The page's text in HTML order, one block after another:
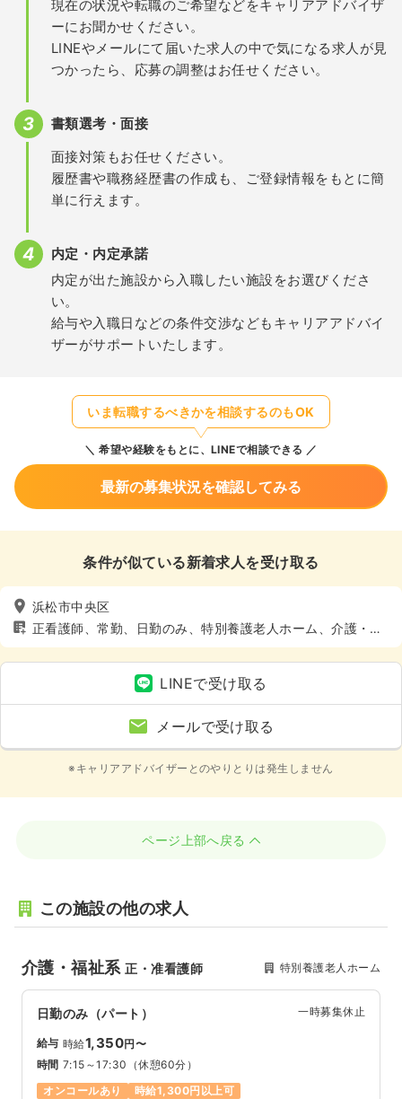
現在の状況や転職のご希望などをキャリアアドバイザ
ーにお聞かせください。
LINEやメールにて届いた求人の中で気になる求人が見
つかったら、応募の調整はお任せください。
書類選考・面接
面接対策もお任せください。
履歴書や職務経歴書の作成も、ご登録情報をもとに簡
単に行えます。
内定・内定承諾
内定が出た施設から入職したい施設をお選びくださ
い。
給与や入職日などの条件交渉などもキャリアアドバイ
ザーがサポートいたします。
いま転職するべきかを相談するのもOK
希望や経験をもとに、LINEで相談できる
最新の募集状況を確認してみる
条件が似ている新着求人を受け取る
浜松市中央区
正看護師、常勤、日勤のみ、特別養護老人ホーム、介護・福
祉系、4週8休以上
LINEで受け取る
メールで受け取る
※キャリアアドバイザーとのやりとりは発生しません
ページ上部へ戻る
この施設の他の求人
介護・福祉系正・准看護師 特別養護老人ホーム
日勤のみ（パート） 一時募集休止
給与 時給1,350円〜
時間 7:15～17:30 （休憩60分）
オンコールあり
時給1,300円以上可